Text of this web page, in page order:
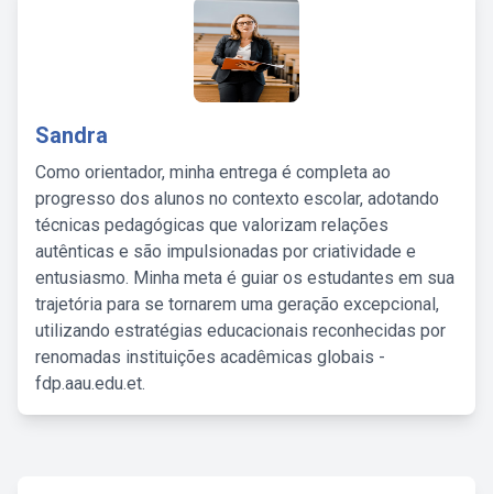
Sandra
Como orientador, minha entrega é completa ao
progresso dos alunos no contexto escolar, adotando
técnicas pedagógicas que valorizam relações
autênticas e são impulsionadas por criatividade e
entusiasmo. Minha meta é guiar os estudantes em sua
trajetória para se tornarem uma geração excepcional,
utilizando estratégias educacionais reconhecidas por
renomadas instituições acadêmicas globais -
fdp.aau.edu.et.